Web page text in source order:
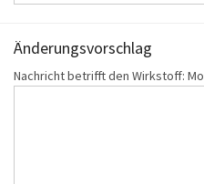
Änderungs‌vorschlag
Nachricht betrifft den Wirkstoff: